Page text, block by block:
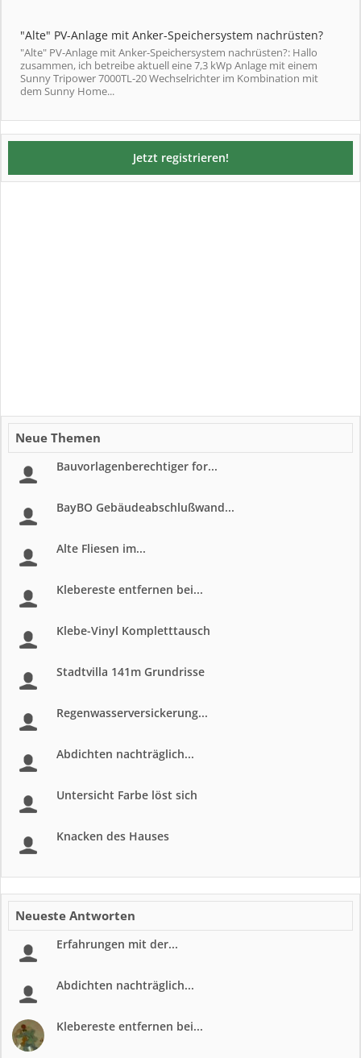
"Alte" PV-Anlage mit Anker-Speichersystem nachrüsten?
"Alte" PV-Anlage mit Anker-Speichersystem nachrüsten?: Hallo
zusammen, ich betreibe aktuell eine 7,3 kWp Anlage mit einem
Sunny Tripower 7000TL-20 Wechselrichter im Kombination mit
dem Sunny Home...
Jetzt registrieren!
Neue Themen
Bauvorlagenberechtiger for...
BayBO Gebäudeabschlußwand...
Alte Fliesen im...
Klebereste entfernen bei...
Klebe-Vinyl Kompletttausch
Stadtvilla 141m Grundrisse
Regenwasserversickerung...
Abdichten nachträglich...
Untersicht Farbe löst sich
Knacken des Hauses
Neueste Antworten
Erfahrungen mit der...
Abdichten nachträglich...
Klebereste entfernen bei...